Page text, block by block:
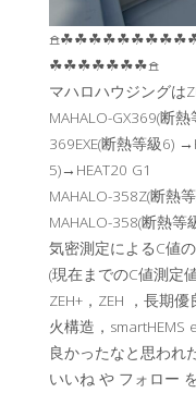
☘︎☘︎☘︎☘︎☘︎☘︎☘︎𖠿
マハロハウジングは
MAHALO-GX369(断
369EXE(断熱等級6)
5)→HEAT20 G1
MAHALO-358Z(断熱
MAHALO-358(断熱等
気密測定によるC値
(現在までのC値測定
ZEH+，ZEH ，長期
火構造，smartHEMS
良かったなと思われ
いいね や フォロー